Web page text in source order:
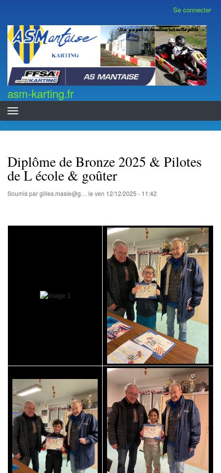
contenu
principal
compte
de
l'utilisateur
Se connecter
asm-karting.fr
asm-karting.fr
Diplôme de Bronze 2025 & Pilotes
de L école & goûter
Soumis pargilles.masle@g… le ven 12/12/2025 - 11:42